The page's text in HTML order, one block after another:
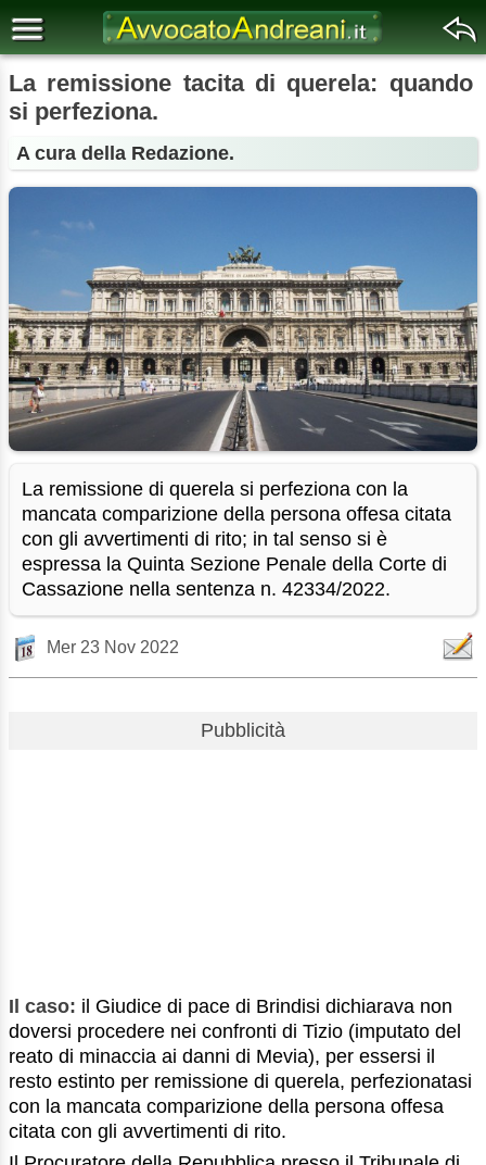
La remissione tacita di querela: quando
si perfeziona.
A cura della Redazione.
La remissione di querela si perfeziona con la
mancata comparizione della persona offesa citata
con gli avvertimenti di rito; in tal senso si è
espressa la Quinta Sezione Penale della Corte di
Cassazione nella sentenza n. 42334/2022.
Mer 23 Nov 2022
Pubblicità
Il caso: il Giudice di pace di Brindisi dichiarava non
doversi procedere nei confronti di Tizio (imputato del
reato di minaccia ai danni di Mevia), per essersi il
resto estinto per remissione di querela, perfezionatasi
con la mancata comparizione della persona offesa
citata con gli avvertimenti di rito.